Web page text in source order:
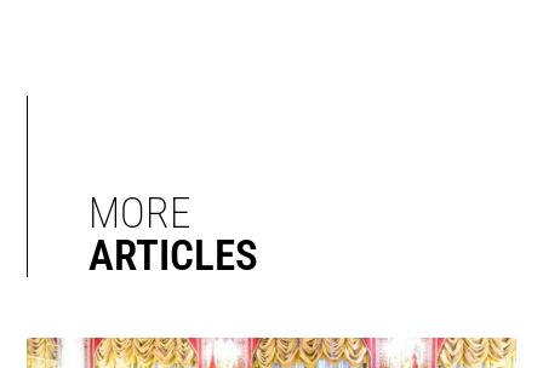
MORE
ARTICLES